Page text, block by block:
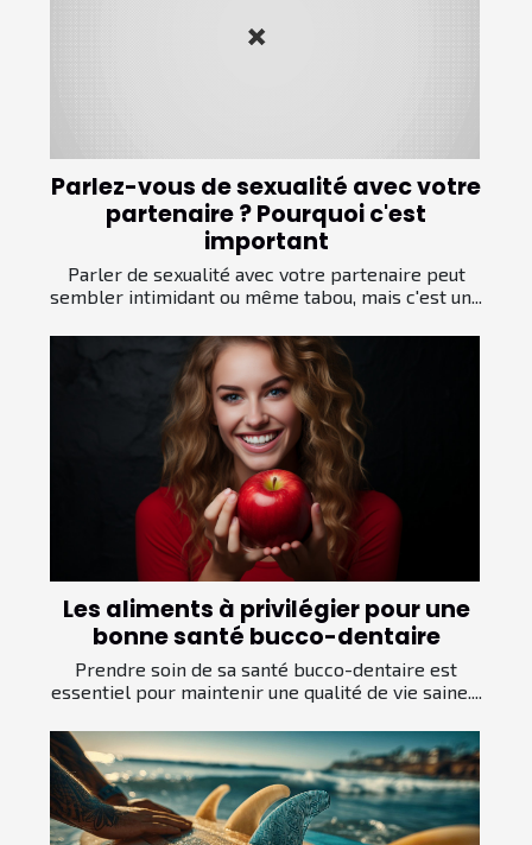
Parlez-vous de sexualité avec votre
partenaire ? Pourquoi c'est
important
Parler de sexualité avec votre partenaire peut
sembler intimidant ou même tabou, mais c'est un...
Les aliments à privilégier pour une
bonne santé bucco-dentaire
Prendre soin de sa santé bucco-dentaire est
essentiel pour maintenir une qualité de vie saine....